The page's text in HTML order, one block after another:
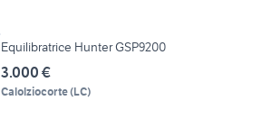
Equilibratrice Hunter GSP9200
3.000 €
Calolziocorte(LC)